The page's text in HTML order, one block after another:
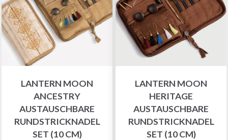
LANTERN MOON
ANCESTRY
AUSTAUSCHBARE
RUNDSTRICKNADEL
SET (10 CM)
LANTERN MOON
HERITAGE
AUSTAUSCHBARE
RUNDSTRICKNADEL
SET (10 CM)